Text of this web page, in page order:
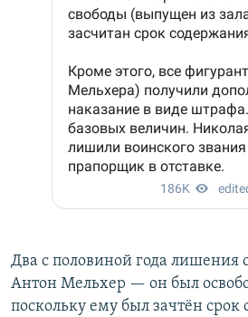
Два с половиной года лишения
Антон Мельхер — он был
поскольку ему был зачтён срок